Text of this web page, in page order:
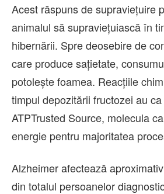
Acest răspuns de supraviețuire
animalul să supraviețuiască în
hibernării. Spre deosebire de
care produce sațietate,
potolește foamea. Reacțiile
timpul depozitării fructozei au
ATPTrusted Source, molecula
energie pentru majoritatea
Alzheimer afectează
din totalul persoanelor